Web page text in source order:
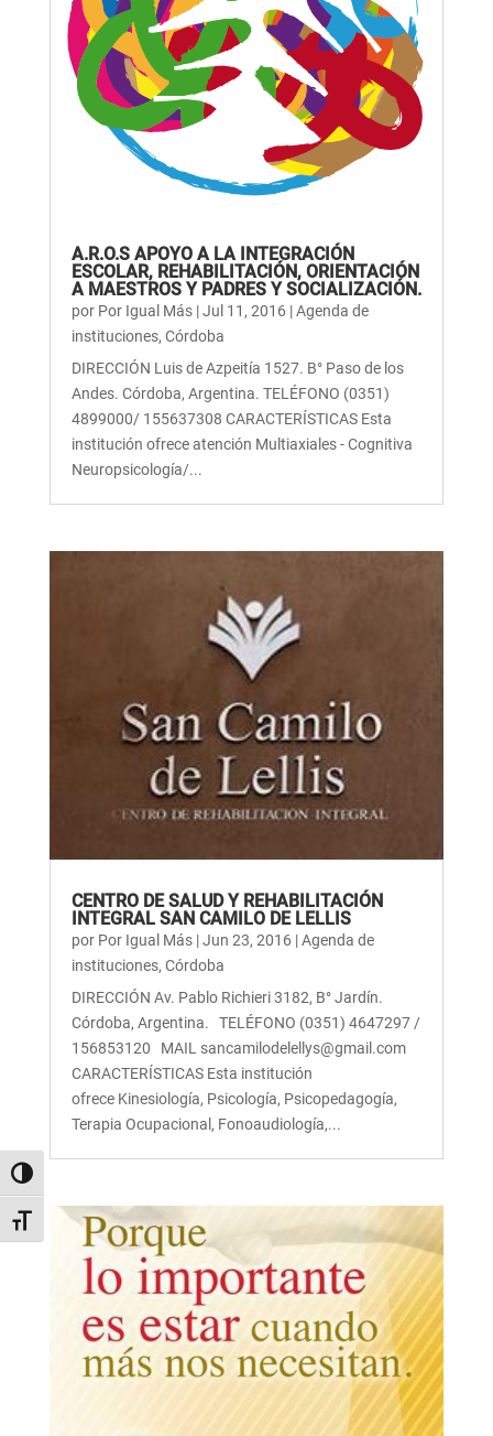
Alternar alto contraste
Alternar tamaño de letra
A.R.O.S APOYO A LA INTEGRACIÓN
ESCOLAR, REHABILITACIÓN, ORIENTACIÓN
A MAESTROS Y PADRES Y SOCIALIZACIÓN.
por Por Igual Más|Jul 11, 2016 |Agenda de
instituciones, Córdoba
DIRECCIÓN Luis de Azpeitía 1527. B° Paso de los
Andes. Córdoba, Argentina. TELÉFONO (0351)
4899000/ 155637308 CARACTERÍSTICAS Esta
institución ofrece atención Multiaxiales - Cognitiva
Neuropsicología/...
CENTRO DE SALUD Y REHABILITACIÓN
INTEGRAL SAN CAMILO DE LELLIS
por Por Igual Más|Jun 23, 2016 |Agenda de
instituciones, Córdoba
DIRECCIÓN Av. Pablo Richieri 3182, B° Jardín.
Córdoba, Argentina. TELÉFONO (0351) 4647297 /
156853120 MAIL sancamilodelellys@gmail.com
CARACTERÍSTICAS Esta institución
ofrece Kinesiología, Psicología, Psicopedagogía,
Terapia Ocupacional, Fonoaudiología,...